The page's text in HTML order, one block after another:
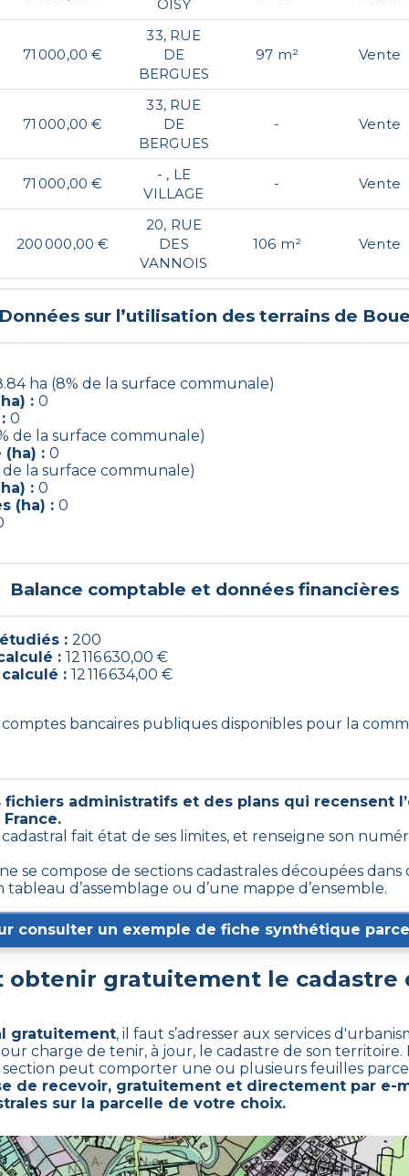
OISY
71 000,00 €
33, RUE
DE
BERGUES
97 m² Vente
71 000,00 €
33, RUE
DE
BERGUES
- Vente
71 000,00 €
- , LE
VILLAGE
- Vente
200 000,00 €
20, RUE
DES
VANNOIS
106 m² Vente
sur l’utilisation des terrains de
ha (8% de la surface communale)
: 0
0
de la surface communale)
: 0
de la surface communale)
: 0
(ha) : 0
Balance comptable et données financières
: 200
: 12 116 630,00 €
: 12 116 634,00 €
bancaires publiques disponibles pour la
administratifs et des plans qui recensent
fait état de ses limites, et renseigne son
se compose de sections cadastrales découpées dans
d’assemblage ou d’une mappe d’ensemble.
consulter un exemple de fiche synthétique
obtenir gratuitement le cadastre
gratuitement, il faut s’adresser aux services
charge de tenir, à jour, le cadastre de son territoire.
peut comporter une ou plusieurs feuilles
de recevoir, gratuitement et directement par e-
sur la parcelle de votre choix.